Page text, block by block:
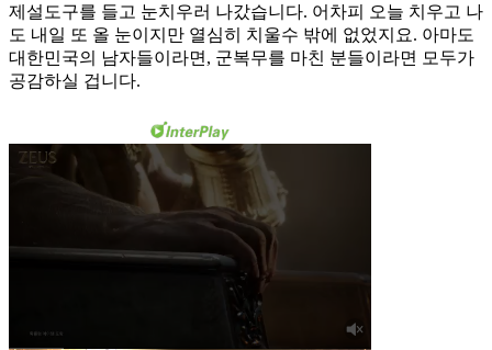
제설도구를 들고 눈치우러 나갔습니다. 어차피 오늘 치우고 나
도 내일 또 올 눈이지만 열심히 치울수 밖에 없었지요. 아마도
대한민국의 남자들이라면, 군복무를 마친 분들이라면 모두가
공감하실 겁니다.